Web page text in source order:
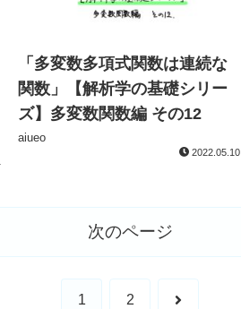
「多変数多項式関数は連続な
関数」【解析学の基礎シリー
ズ】多変数関数編 その12
aiueo
2022.05.10
次のページ
1 2